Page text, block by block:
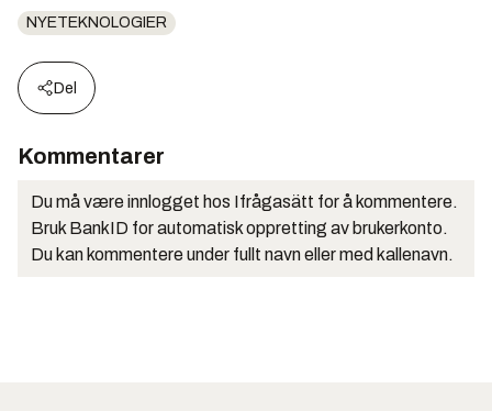
NYETEKNOLOGIER
Del
Kommentarer
Du må være innlogget hos Ifrågasätt for å kommentere.
Bruk BankID for automatisk oppretting av brukerkonto.
Du kan kommentere under fullt navn eller med kallenavn.